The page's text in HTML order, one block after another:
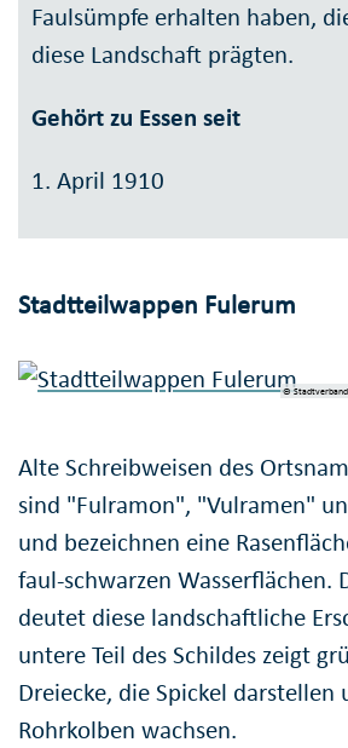
Faulsümpfe erhalten haben,
diese Landschaft prägten.
Gehört zu Essen seit
1. April 1910
Stadtteilwappen Fulerum
© Stadtverband
Alte Schreibweisen des
sind "Fulramon", "Vulramen"
und bezeichnen eine
faul-schwarzen Wasserflächen.
deutet diese landschaftliche
untere Teil des Schildes zeigt
Dreiecke, die Spickel darstellen
Rohrkolben wachsen.